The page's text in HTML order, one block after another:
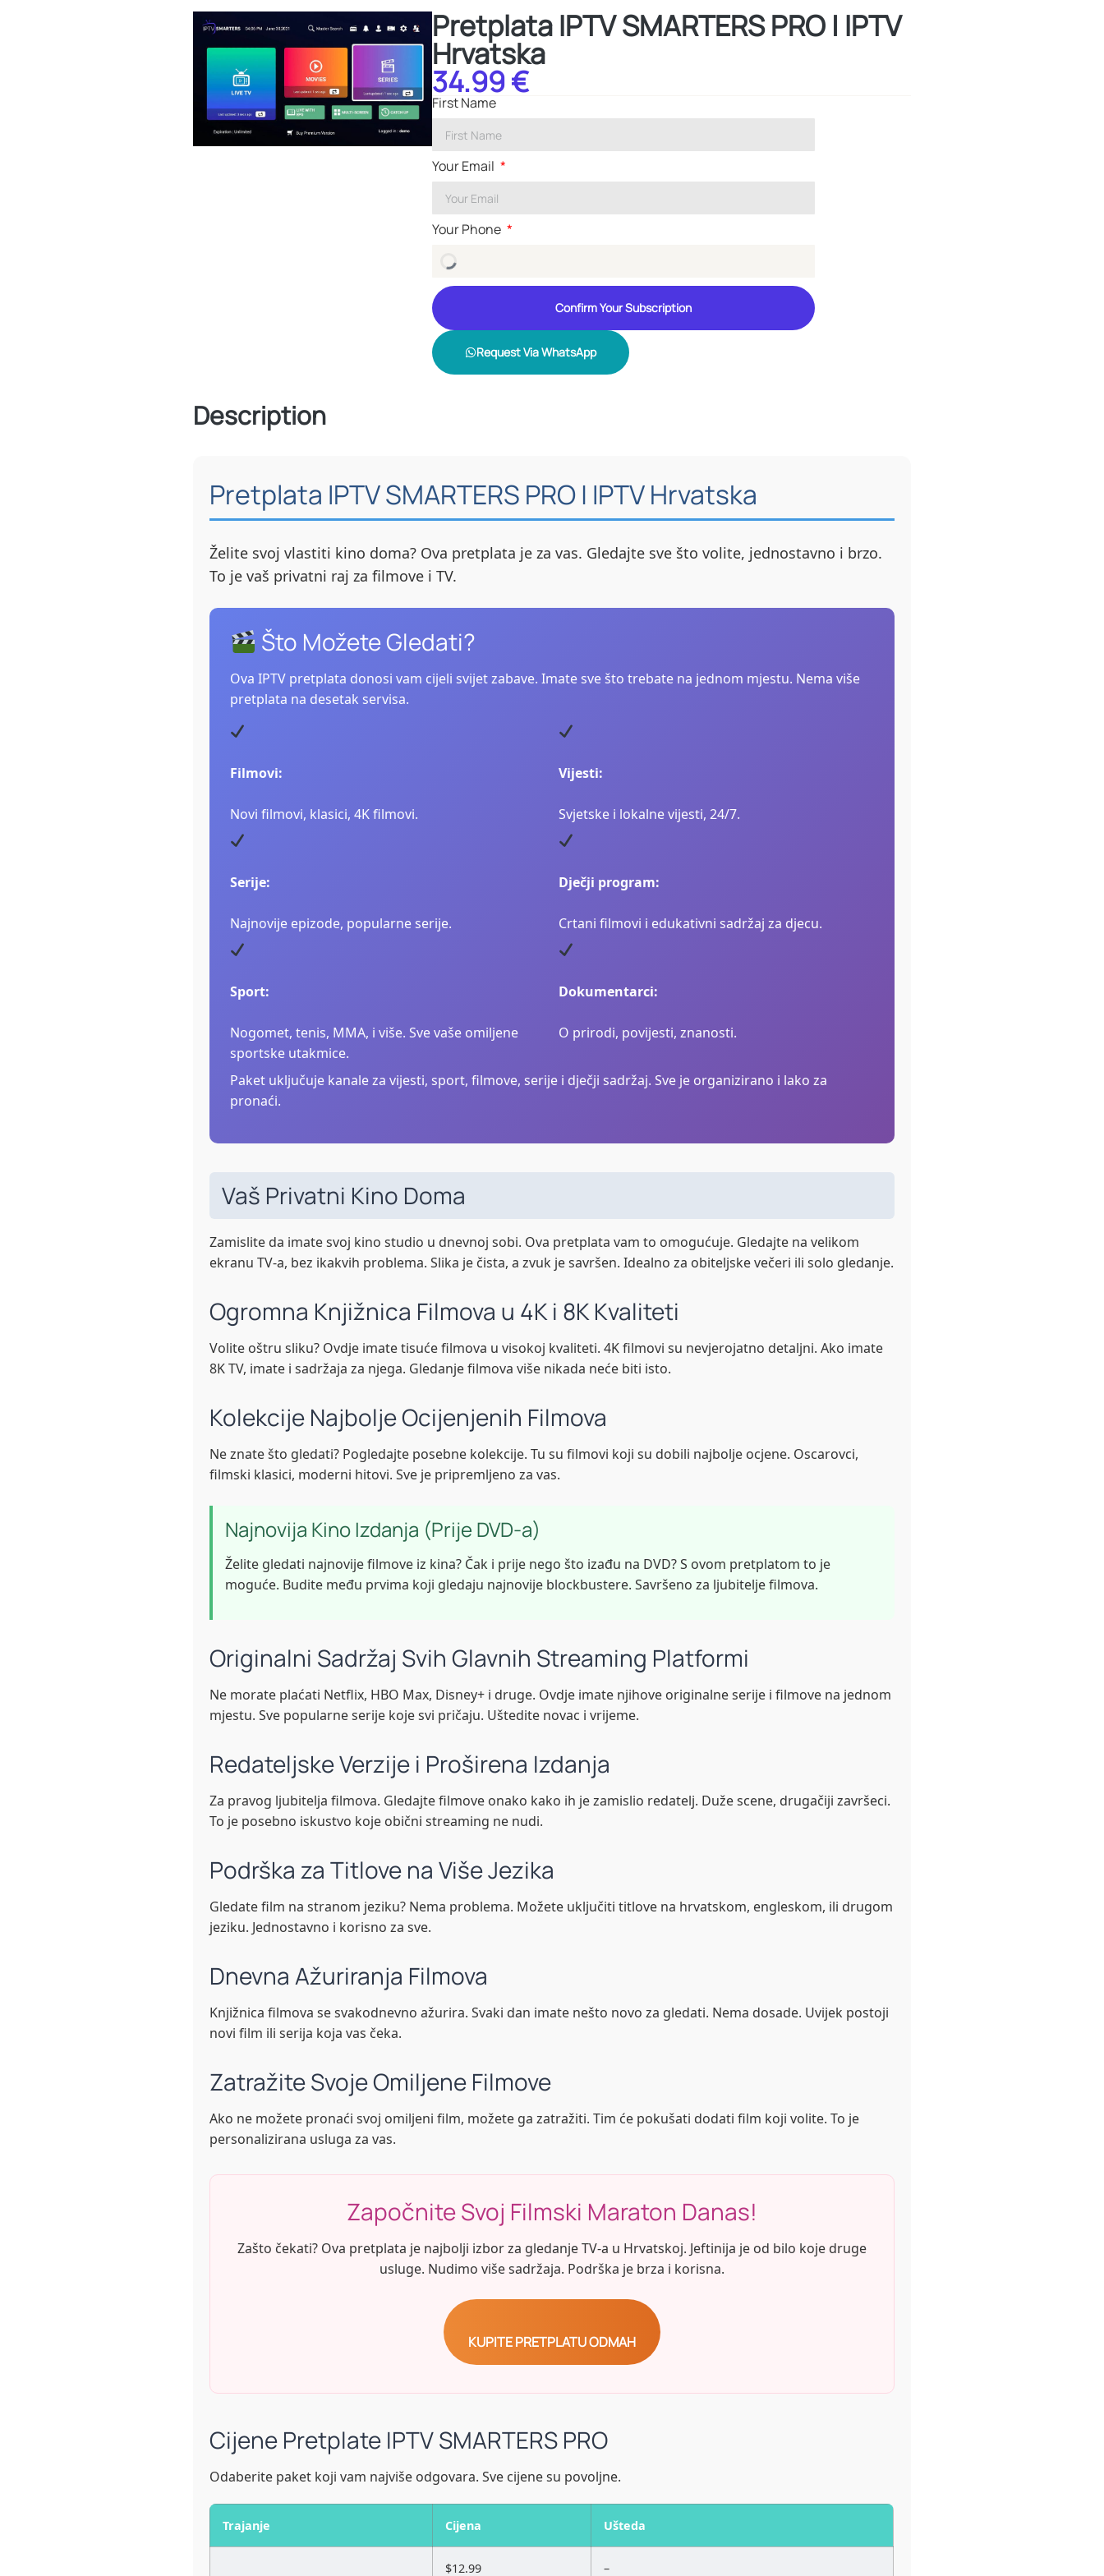
Pretplata IPTV SMARTERS PRO | IPTV
Hrvatska
34.99 €
First Name
Your Email
Your Phone
Confirm Your Subscription
Request Via WhatsApp
Description
Pretplata IPTV SMARTERS PRO | IPTV Hrvatska
Želite svoj vlastiti kino doma? Ova pretplata je za vas. Gledajte sve što volite, jednostavno i brzo.
To je vaš privatni raj za filmove i TV.
Što Možete Gledati?
Ova IPTV pretplata donosi vam cijeli svijet zabave. Imate sve što trebate na jednom mjestu. Nema više
pretplata na desetak servisa.
Filmovi:
Novi filmovi, klasici, 4K filmovi.
Serije:
Najnovije epizode, popularne serije.
Sport:
Nogomet, tenis, MMA, i više. Sve vaše omiljene
sportske utakmice.
Vijesti:
Svjetske i lokalne vijesti, 24/7.
Dječji program:
Crtani filmovi i edukativni sadržaj za djecu.
Dokumentarci:
O prirodi, povijesti, znanosti.
Paket uključuje kanale za vijesti, sport, filmove, serije i dječji sadržaj. Sve je organizirano i lako za
pronaći.
Vaš Privatni Kino Doma
Zamislite da imate svoj kino studio u dnevnoj sobi. Ova pretplata vam to omogućuje. Gledajte na velikom
ekranu TV-a, bez ikakvih problema. Slika je čista, a zvuk je savršen. Idealno za obiteljske večeri ili solo gledanje.
Ogromna Knjižnica Filmova u 4K i 8K Kvaliteti
Volite oštru sliku? Ovdje imate tisuće filmova u visokoj kvaliteti. 4K filmovi su nevjerojatno detaljni. Ako imate
8K TV, imate i sadržaja za njega. Gledanje filmova više nikada neće biti isto.
Kolekcije Najbolje Ocijenjenih Filmova
Ne znate što gledati? Pogledajte posebne kolekcije. Tu su filmovi koji su dobili najbolje ocjene. Oscarovci,
filmski klasici, moderni hitovi. Sve je pripremljeno za vas.
Najnovija Kino Izdanja (Prije DVD-a)
Želite gledati najnovije filmove iz kina? Čak i prije nego što izađu na DVD? S ovom pretplatom to je
moguće. Budite među prvima koji gledaju najnovije blockbustere. Savršeno za ljubitelje filmova.
Originalni Sadržaj Svih Glavnih Streaming Platformi
Ne morate plaćati Netflix, HBO Max, Disney+ i druge. Ovdje imate njihove originalne serije i filmove na jednom
mjestu. Sve popularne serije koje svi pričaju. Uštedite novac i vrijeme.
Redateljske Verzije i Proširena Izdanja
Za pravog ljubitelja filmova. Gledajte filmove onako kako ih je zamislio redatelj. Duže scene, drugačiji završeci.
To je posebno iskustvo koje obični streaming ne nudi.
Podrška za Titlove na Više Jezika
Gledate film na stranom jeziku? Nema problema. Možete uključiti titlove na hrvatskom, engleskom, ili drugom
jeziku. Jednostavno i korisno za sve.
Dnevna Ažuriranja Filmova
Knjižnica filmova se svakodnevno ažurira. Svaki dan imate nešto novo za gledati. Nema dosade. Uvijek postoji
novi film ili serija koja vas čeka.
Zatražite Svoje Omiljene Filmove
Ako ne možete pronaći svoj omiljeni film, možete ga zatražiti. Tim će pokušati dodati film koji volite. To je
personalizirana usluga za vas.
Započnite Svoj Filmski Maraton Danas!
Zašto čekati? Ova pretplata je najbolji izbor za gledanje TV-a u Hrvatskoj. Jeftinija je od bilo koje druge
usluge. Nudimo više sadržaja. Podrška je brza i korisna.
KUPITE PRETPLATU ODMAH
Cijene Pretplate IPTV SMARTERS PRO
Odaberite paket koji vam najviše odgovara. Sve cijene su povoljne.
Trajanje Cijena Ušteda
$12.99 –